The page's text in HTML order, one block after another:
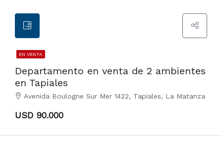
EN VENTA
Departamento en venta de 2 ambientes
en Tapiales
Avenida Boulogne Sur Mer 1422, Tapiales, La Matanza
USD 90.000